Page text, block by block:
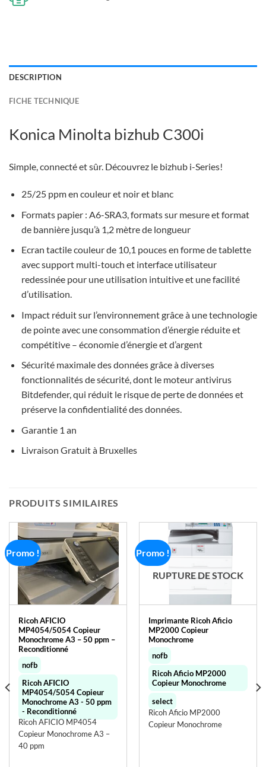
DESCRIPTION
FICHE TECHNIQUE
Konica Minolta bizhub C300i
Simple, connecté et sûr. Découvrez le bizhub i-Series!
25/25 ppm en couleur et noir et blanc
Formats papier : A6-SRA3, formats sur mesure et format
de bannière jusqu’à 1,2 mètre de longueur
Ecran tactile couleur de 10,1 pouces en forme de tablette
avec support multi-touch et interface utilisateur
redessinée pour une utilisation intuitive et une facilité
d’utilisation.
Impact réduit sur l’environnement grâce à une technologie
de pointe avec une consommation d’énergie réduite et
compétitive – économie d’énergie et d’argent
Sécurité maximale des données grâce à diverses
fonctionnalités de sécurité, dont le moteur antivirus
Bitdefender, qui réduit le risque de perte de données et
préserve la confidentialité des données.
Garantie 1 an
Livraison Gratuit à Bruxelles
PRODUITS SIMILAIRES
Promo !
Ricoh AFICIO
MP4054/5054 Copieur
Monochrome A3 – 50 ppm –
Reconditionné
nofb
Ricoh AFICIO
MP4054/5054 Copieur
Monochrome A3 - 50 ppm
- Reconditionné
Ricoh AFICIO MP4054
Copieur Monochrome A3 –
40 ppm
Promo !
RUPTURE DE STOCK
Imprimante Ricoh Aficio
MP2000 Copieur
Monochrome
nofb
Ricoh Aficio MP2000
Copieur Monochrome
select
Ricoh Aficio MP2000
Copieur Monochrome